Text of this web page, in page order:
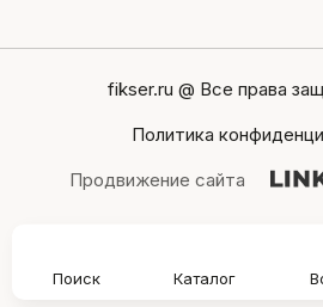
fikser.ru @ Все права
Политика
Продвижение сайта
Поиск Каталог